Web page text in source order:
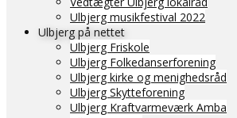
Ulbjerg musikfestival 2022
Ulbjerg på nettet
Ulbjerg Friskole
Ulbjerg Folkedanserforening
Ulbjerg kirke og menighedsråd
Ulbjerg Skytteforening
Ulbjerg Kraftvarmeværk Amba